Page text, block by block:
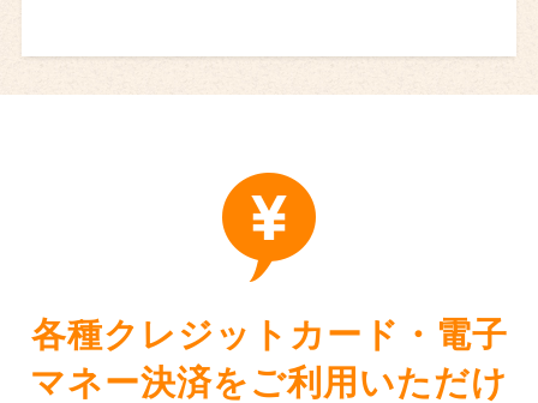
各種クレジットカード・電子
マネー決済をご利用いただけ